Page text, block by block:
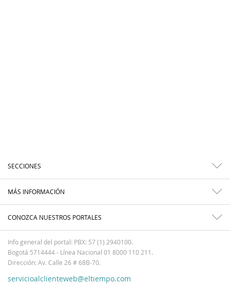
SECCIONES
MÁS INFORMACIÓN
CONOZCA NUESTROS PORTALES
Info general del portal: PBX: 57 (1) 2940100.
Bogotá 5714444 - Línea Nacional 01 8000 110 211.
Dirección: Av. Calle 26 # 68B-70.
servicioalclienteweb@eltiempo.com